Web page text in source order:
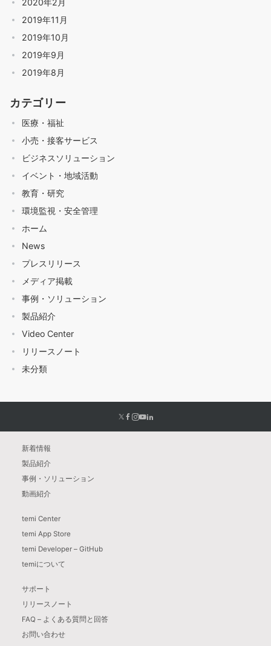
2020年2月
2019年11月
2019年10月
2019年9月
2019年8月
カテゴリー
医療・福祉
小売・接客サービス
ビジネスソリューション
イベント・地域活動
教育・研究
環境監視・安全管理
ホーム
News
プレスリリース
メディア掲載
事例・ソリューション
製品紹介
Video Center
リリースノート
未分類
新着情報
製品紹介
事例・ソリューション
動画紹介
temi Center
temi App Store
temi Developer – GitHub
temiについて
サポート
リリースノート
FAQ – よくある質問と回答
お問い合わせ